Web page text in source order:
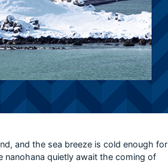
and the sea breeze is cold enough for
quietly await the coming of